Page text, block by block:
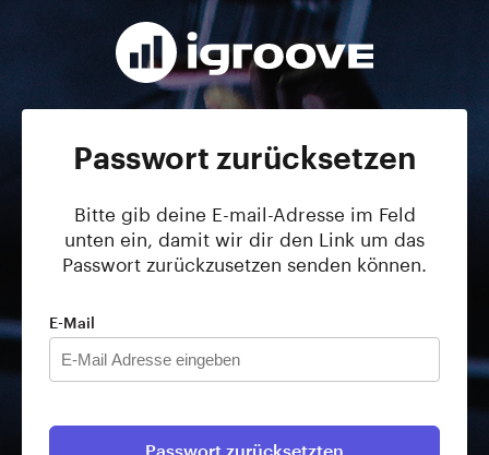
Passwort zurücksetzen
Bitte gib deine E-mail-Adresse im Feld
unten ein, damit wir dir den Link um das
Passwort zurückzusetzen senden können.
E-Mail